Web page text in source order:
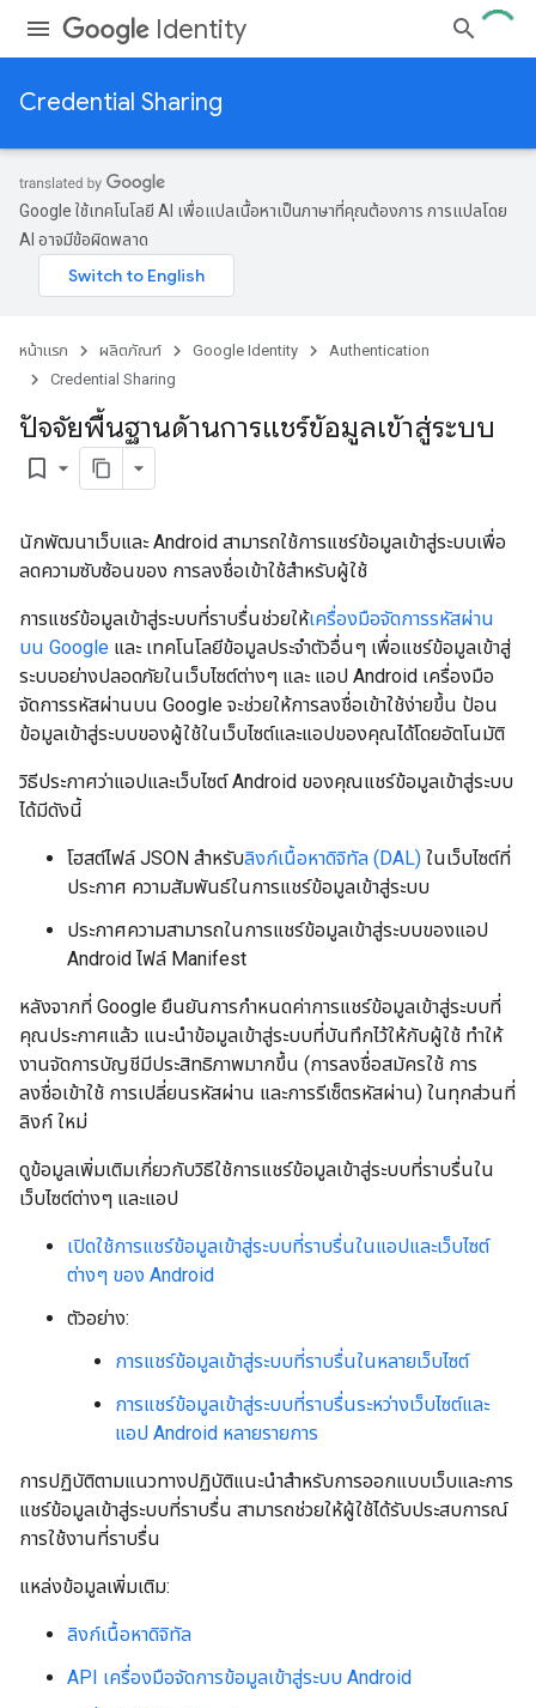
Identity
Credential Sharing
Google ใช้เทคโนโลยี AI เพื่อแปลเนื้อหาเป็นภาษาที่คุณต้องการ การแปลโดย
AI อาจมีข้อผิดพลาด
หน้าแรก ผลิตภัณฑ์ Google Identity
Authentication
Credential Sharing
ปัจจัยพื้นฐานด้านการแชร์ข้อมูลเข้าสู่ระบบ
bookmark_border
นักพัฒนาเว็บและ Android สามารถใช้การแชร์ข้อมูลเข้าสู่ระบบเพื่อ
ลดความซับซ้อนของ การลงชื่อเข้าใช้สำหรับผู้ใช้
การแชร์ข้อมูลเข้าสู่ระบบที่ราบรื่นช่วยให้เครื่องมือจัดการรหัสผ่าน
บน Google และ เทคโนโลยีข้อมูลประจำตัวอื่นๆ เพื่อแชร์ข้อมูลเข้าสู่
ระบบอย่างปลอดภัยในเว็บไซต์ต่างๆ และ แอป Android เครื่องมือ
จัดการรหัสผ่านบน Google จะช่วยให้การลงชื่อเข้าใช้ง่ายขึ้น ป้อน
ข้อมูลเข้าสู่ระบบของผู้ใช้ในเว็บไซต์และแอปของคุณได้โดยอัตโนมัติ
วิธีประกาศว่าแอปและเว็บไซต์ Android ของคุณแชร์ข้อมูลเข้าสู่ระบบ
ได้มีดังนี้
โฮสต์ไฟล์ JSON สำหรับลิงก์เนื้อหาดิจิทัล (DAL) ในเว็บไซต์ที่
ประกาศ ความสัมพันธ์ในการแชร์ข้อมูลเข้าสู่ระบบ
ประกาศความสามารถในการแชร์ข้อมูลเข้าสู่ระบบของแอป
Android ไฟล์ Manifest
หลังจากที่ Google ยืนยันการกำหนดค่าการแชร์ข้อมูลเข้าสู่ระบบที่
คุณประกาศแล้ว แนะนำข้อมูลเข้าสู่ระบบที่บันทึกไว้ให้กับผู้ใช้ ทำให้
งานจัดการบัญชีมีประสิทธิภาพมากขึ้น (การลงชื่อสมัครใช้ การ
ลงชื่อเข้าใช้ การเปลี่ยนรหัสผ่าน และการรีเซ็ตรหัสผ่าน) ในทุกส่วนที่
ลิงก์ ใหม่
ดูข้อมูลเพิ่มเติมเกี่ยวกับวิธีใช้การแชร์ข้อมูลเข้าสู่ระบบที่ราบรื่นใน
เว็บไซต์ต่างๆ และแอป
เปิดใช้การแชร์ข้อมูลเข้าสู่ระบบที่ราบรื่นในแอปและเว็บไซต์
ต่างๆ ของ Android
ตัวอย่าง:
การแชร์ข้อมูลเข้าสู่ระบบที่ราบรื่นในหลายเว็บไซต์
การแชร์ข้อมูลเข้าสู่ระบบที่ราบรื่นระหว่างเว็บไซต์และ
แอป Android หลายรายการ
การปฏิบัติตามแนวทางปฏิบัติแนะนำสำหรับการออกแบบเว็บและการ
แชร์ข้อมูลเข้าสู่ระบบที่ราบรื่น สามารถช่วยให้ผู้ใช้ได้รับประสบการณ์
การใช้งานที่ราบรื่น
แหล่งข้อมูลเพิ่มเติม:
ลิงก์เนื้อหาดิจิทัล
API เครื่องมือจัดการข้อมูลเข้าสู่ระบบ Android